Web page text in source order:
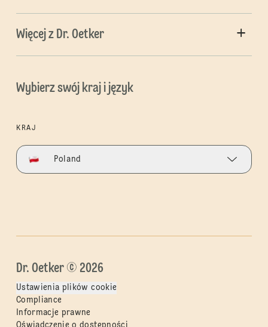
Więcej z Dr. Oetker
Wybierz swój kraj i język
KRAJ
Poland
Dr. Oetker © 2026
Ustawienia plików cookie
Compliance
Informacje prawne